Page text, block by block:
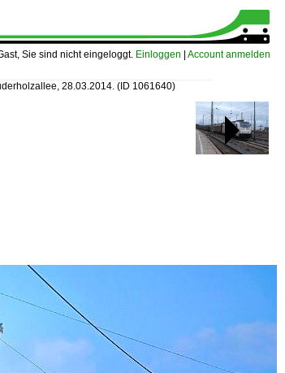
Sie sind nicht eingeloggt. Einloggen Account anmelden
28.03.2014. (ID 1061640)